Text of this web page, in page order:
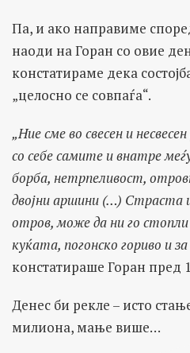
Па, и ако направиме
наоди на Горан со овие
констатираме дека
„целосно се совпаѓа“.
„Ние сме во свесен и
со себе самите и внатре
борба, нетрпеливост,
двојни аршини (…) Страста
отров, може да ни го
куќата, погонско гориво и
констатираше Горан пред
Денес би рекле – исто
милиона, мање више…